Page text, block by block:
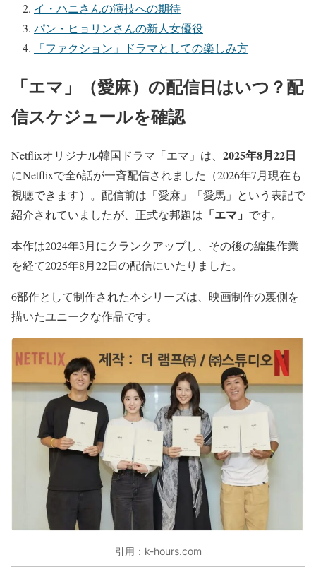
イ・ハニさんの演技への期待
パン・ヒョリンさんの新人女優役
「ファクション」ドラマとしての楽しみ方
「エマ」（愛麻）の配信日はいつ？配
信スケジュールを確認
Netflixオリジナル韓国ドラマ「エマ」は、 2025年8月22日
にNetflixで全6話が一斉配信されました（2026年7月現在も
視聴できます）。配信前は「愛麻」「愛馬」という表記で
紹介されていましたが、正式な邦題は 「エマ」 です。
本作は2024年3月にクランクアップし、その後の編集作業
を経て2025年8月22日の配信にいたりました。
6部作として制作された本シリーズは、映画制作の裏側を
描いたユニークな作品です。
引用：k-hours.com